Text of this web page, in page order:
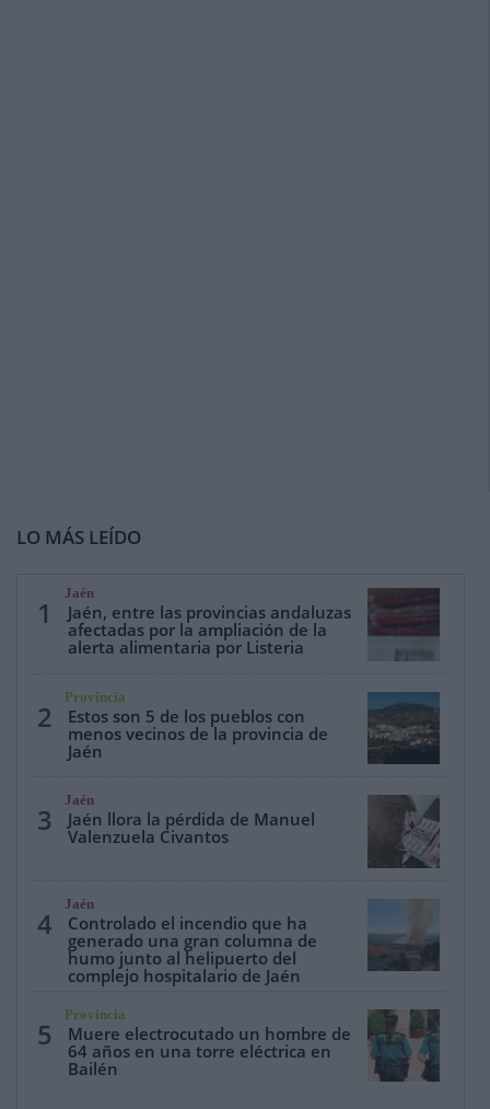
LO MÁS LEÍDO
1
Jaén
Jaén, entre las provincias andaluzas
afectadas por la ampliación de la
alerta alimentaria por Listeria
2
Provincia
Estos son 5 de los pueblos con
menos vecinos de la provincia de
Jaén
3
Jaén
Jaén llora la pérdida de Manuel
Valenzuela Civantos
4
Jaén
Controlado el incendio que ha
generado una gran columna de
humo junto al helipuerto del
complejo hospitalario de Jaén
5
Provincia
Muere electrocutado un hombre de
64 años en una torre eléctrica en
Bailén